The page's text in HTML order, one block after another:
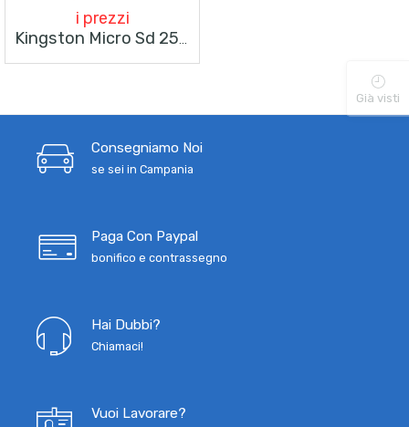
i prezzi
Kingston Micro Sd 256GB Con Adattatore
Consegniamo Noi
se sei in Campania
Paga Con Paypal
bonifico e contrassegno
Hai Dubbi?
Chiamaci!
Vuoi Lavorare?
Già visti